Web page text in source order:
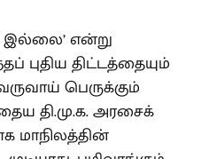
இல்லை’ என்று
திட்டத்தையும்
பெருக்கும்
தி.மு.க. அரசைக்
மாநிலத்தின்